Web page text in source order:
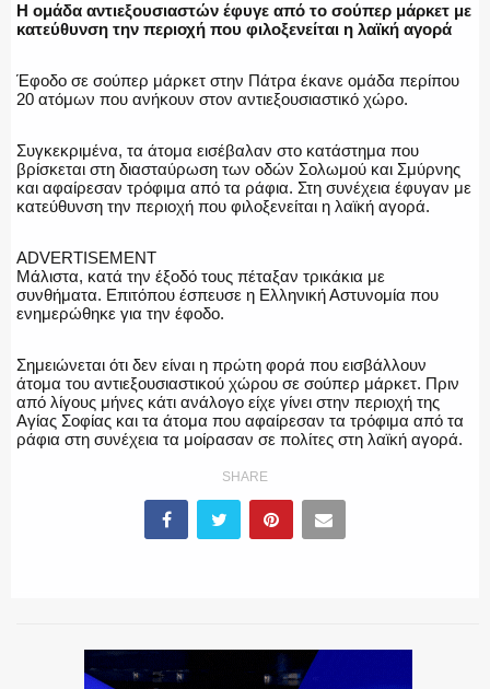
ΠΥΡΟΣΒΕΣΤΙΚΗ
ΛΙΜΕΝΙΚΟ
ΕΝΟΠΛΕΣ ΔΥΝΑΜΕΙΣ
ΕΚΑΒ
ΑΣΤΥΝΟΜΙΚΟ ΡΕΠΟΡΤΑΖ
Η ομάδα αντιεξουσιαστών έφυγε από το σούπερ μάρκετ με
κατεύθυνση την περιοχή που φιλοξενείται η λαϊκή αγορά
Έφοδο σε σούπερ μάρκετ στην Πάτρα έκανε ομάδα περίπου
20 ατόμων που ανήκουν στον αντιεξουσιαστικό χώρο.
Συγκεκριμένα, τα άτομα εισέβαλαν στο κατάστημα που
βρίσκεται στη διασταύρωση των οδών Σολωμού και Σμύρνης
και αφαίρεσαν τρόφιμα από τα ράφια. Στη συνέχεια έφυγαν με
κατεύθυνση την περιοχή που φιλοξενείται η λαϊκή αγορά.
ADVERTISEMENT
Μάλιστα, κατά την έξοδό τους πέταξαν τρικάκια με
συνθήματα. Επιτόπου έσπευσε η Ελληνική Αστυνομία που
ενημερώθηκε για την έφοδο.
Σημειώνεται ότι δεν είναι η πρώτη φορά που εισβάλλουν
άτομα του αντιεξουσιαστικού χώρου σε σούπερ μάρκετ. Πριν
από λίγους μήνες κάτι ανάλογο είχε γίνει στην περιοχή της
Αγίας Σοφίας και τα άτομα που αφαίρεσαν τα τρόφιμα από τα
ράφια στη συνέχεια τα μοίρασαν σε πολίτες στη λαϊκή αγορά.
SHARE